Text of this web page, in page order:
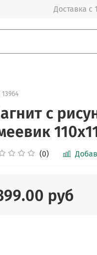
Доставка с
13964
с
(0)
руб